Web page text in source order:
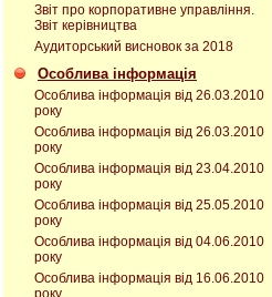
Звіт про корпоративне управління.
Звіт керівництва
Аудиторський висновок за 2018
Особлива інформація
Особлива інформація від 26.03.2010
року
Особлива інформація від 26.03.2010
року
Особлива інформація від 23.04.2010
року
Особлива інформація від 25.05.2010
року
Особлива інформація від 04.06.2010
року
Особлива інформація від 16.06.2010
року